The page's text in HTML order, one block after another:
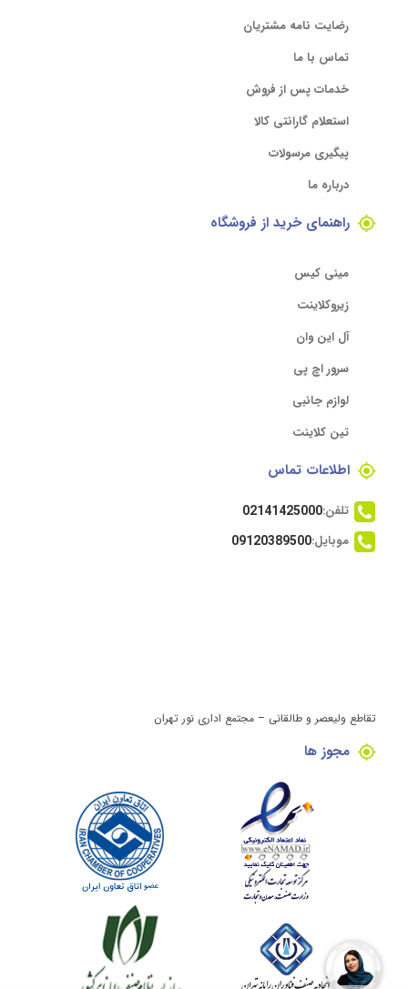
رضایت نامه مشتریان
تماس با ما
خدمات پس از فروش
استعلام گارانتی کالا
پیگیری مرسولات
درباره ما
راهنمای خرید از فروشگاه
مینی کیس
زیروکلاینت
آل این وان
سرور اچ پی
لوازم جانبی
تین کلاینت
اطلاعات تماس
تلفن:02141425000
موبایل:09120389500
تقاطع ولیعصر و طالقانی – مجتمع اداری نور تهران
مجوز ها